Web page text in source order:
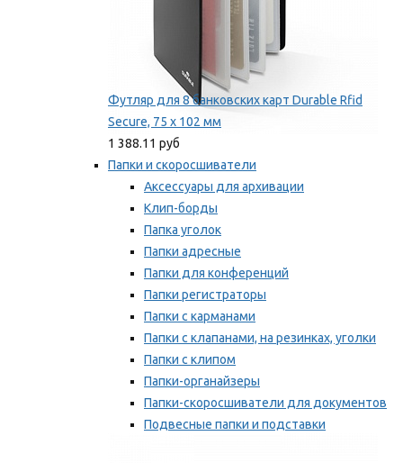
Футляр для 8 банковских карт Durable Rfid
Secure, 75 х 102 мм
1 388.11 руб
Папки и скоросшиватели
Аксессуары для архивации
Клип-борды
Папка уголок
Папки адресные
Папки для конференций
Папки регистраторы
Папки с карманами
Папки с клапанами, на резинках, уголки
Папки с клипом
Папки-органайзеры
Папки-скоросшиватели для документов
Подвесные папки и подставки